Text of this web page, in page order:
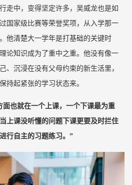
走中，变得坚定许多，吴威龙也是如
国家级比赛等荣誉奖项，从入学那一
他清楚大一学年是打基础的关键时
论知识成为了重中之重。他没有像一
、沉浸在没有父母约束的新生活里，
持起紧张的学习状态来。
面也就在一个上课，一个下课最为重
上课没听懂的问题下课更要及时拦住
行自主的习题练习。”